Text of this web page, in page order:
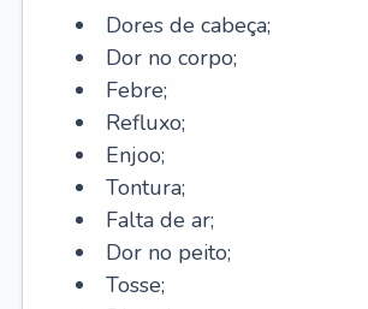
Dores de cabeça;
Dor no corpo;
Febre;
Refluxo;
Enjoo;
Tontura;
Falta de ar;
Dor no peito;
Tosse;